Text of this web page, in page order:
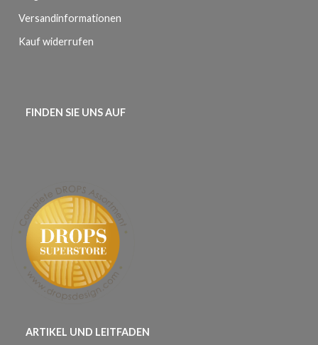
Versandinformationen
Kauf widerrufen
FINDEN SIE UNS AUF
ARTIKEL UND LEITFADEN